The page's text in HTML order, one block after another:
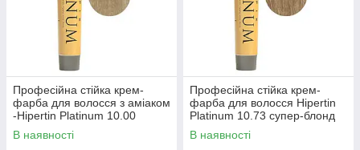
Професійна стійка крем-
фарба для волосся з аміаком
-Hipertin Platinum 10.00
супер-блонд платиновий
60мл
В наявності
Професійна стійка крем-
фарба для волосся Hipertin
Platinum 10.73 супер-блонд
пісочно-золотистий 60мл
В наявності